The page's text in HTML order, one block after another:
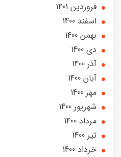
فروردین 1401
اسفند 1400
بهمن 1400
دی 1400
آذر 1400
آبان 1400
مهر 1400
شهریور 1400
مرداد 1400
تير 1400
خرداد 1400